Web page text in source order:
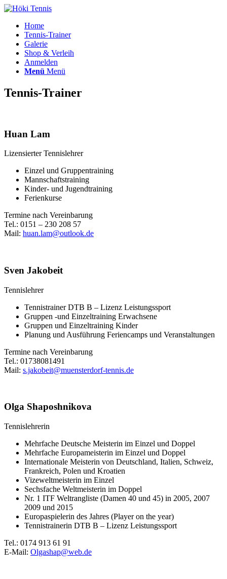
Home
Tennis-Trainer
Galerie
Shop & Verleih
Anmelden
Menü Menü
Tennis-Trainer
Huan Lam
Lizensierter Tennislehrer
Einzel und Gruppentraining
Mannschaftstraining
Kinder- und Jugendtraining
Ferienkurse
Termine nach Vereinbarung
Tel.: 0151 – 230 208 57
Mail: huan.lam@outlook.de
Sven Jakobeit
Tennislehrer
Tennistrainer DTB B – Lizenz Leistungssport
Gruppen -und Einzeltraining Erwachsene
Gruppen und Einzeltraining Kinder
Planung und Ausführung Feriencamps und Veranstaltungen
Termine nach Vereinbarung
Tel.: 01738081491
Mail: s.jakobeit@muensterdorf-tennis.de
Olga Shaposhnikova
Tennislehrerin
Mehrfache Deutsche Meisterin im Einzel und Doppel
Mehrfache Europameisterin im Einzel und Doppel
Internationale Meisterin von Deutschland, Italien, Schweiz,
Frankreich, Polen und Kroatien
Vizeweltmeisterin im Einzel
Sechsfache Weltmeisterin im Doppel
Nr. 1 ITF Weltrangliste (Damen 40 und 45) in 2005, 2007
2009 und 2015
Europaspielerin des Jahres (Player on the year)
Tennistrainerin DTB B – Lizenz Leistungssport
Tel.: 0174 913 61 91
E-Mail: Olgashap@web.de